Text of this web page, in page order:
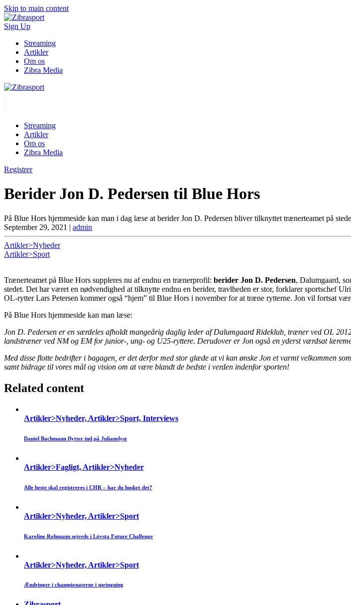
Skip to main content
Sign Up
Streaming
Artikler
Om os
Zibra Media
Streaming
Artikler
Om os
Zibra Media
Registrer
Berider Jon D. Pedersen til Blue Hors
På Blue Hors hjemmeside kan man i dag læse at berider Jon D. Pedersen bliver tilknyttet trænerteamet på
September 29, 2021 | admin
Artikler>Nyheder
Artikler>Sport
Trænerteamet på Blue Hors suppleres nu af endnu en trænerprofil: berider Jon D. Pedersen, Dalumgaard,
stedet. Det har været en nødvendighed at tilknytte endnu en berider, travlheden er stor, forklarer sportschef
OL-rytter Lars Petersen kommer også “hjem” til Blue Hors i november for at træne rytterne. Jon vil fortsat
På Blue Hors hjemmeside kan man læse:
Jon D. Pedersen er en særdeles afholdt mangeårig daglig leder af Dalumgaard Rideklub, træner ved OL
landstræner ved NM og EM for junior-, ung- og U25-ryttere. Derudover er Jon også en yderst værdsat
Med disse flotte bedrifter i bagagen, er det derfor med stor glæde at vi kan ønske Jon et varmt velkommen
samt bidrage til vores mål og vision om at være blandt de bedste i verden indenfor sporten!
Related content
Artikler>Nyheder, Artikler>Sport, Interviews
Daniel Bachmann flytter ind på Julianelyst
Artikler>Fagligt, Artikler>Nyheder
Alle heste skal registreres i CHR – har du husket det?
Artikler>Nyheder, Artikler>Sport
Karoline Rohmann sejrede i Lövsta Future Challenge
Artikler>Nyheder, Artikler>Sport
Ændringer i championaterne i springning